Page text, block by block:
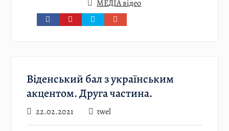
МЕДІА відео
Віденський бал з українським
акцентом. Друга частина.
22.02.2021 twel